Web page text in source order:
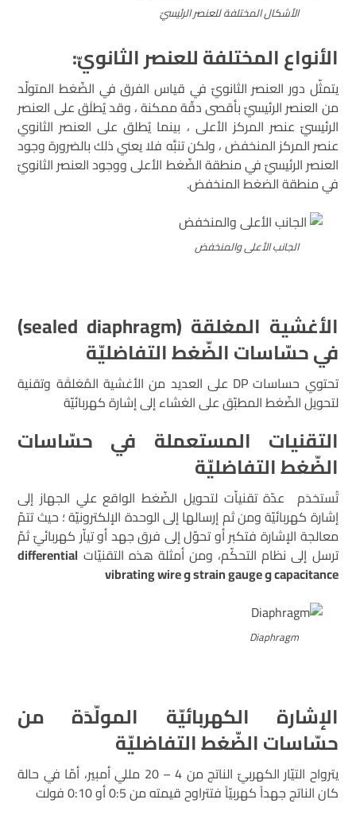
الأشكال المختلفة للعنصر الرئيسيّ
الأنواع المختلفة للعنصر الثانويّ:
يتمثّل دور العنصر الثانويّ في قياس الفرق في الضّغط المتولّد
من العنصر الرئيسيّ بأقصى دقّة ممكنة ، وقد يُطلَق على العنصر
الرئيسيّ عنصر المركز الأعلى ، بينما يُطلق على العنصر الثانوي
عنصر المركز المنخفض ، ولكن تنبَّه فلا يعني ذلك بالضرورة وجود
العنصر الرئيسيّ في منطقة الضّغط الأعلى ووجود العنصر الثانويّ
في منطقة الضغط المنخفض.
الجانب الأعلى والمنخفض
اﻷغشية المغلقة (sealed diaphragm)
في حسّاسات الضّغط التفاضليّة
تحتوي حساسات DP على العديد من الأغشية المُغلقَة وتقنية
لتحويل الضّغط المطبّق على الغشاء إلى إشارة كهربائيّة
التقنيات المستعملة في حسّاسات
الضّغطالتفاضليّة
تُستخدَم عدّة تقنياّت لتحويل الضّغط الواقع علي الجهاز إلى
إشارة كهربائيّة ومن ثم إرسالها إلى الوحدة الإلكترونيّة ؛ حيث تتمّ
معالجة الإشارة فتكبر أو تحوّل إلى فرق جهد أو تياّر كهربائيّ ثمّ
ترسل إلى نظام التحكّم، ومن أمثلة هذه التقنيّات differential
capacitanceوstrain gaugeوvibrating wire
Diaphragm
الإشارة الكهربائيّة المولّدَة من
حسّاسات الضّغط التفاضليّة
يترواح التيّار الكهربيّ الناتج من 4 – 20 مللي أمبير، أمّا في حالة
كان الناتج جهداً كهربيّاً فتتراوح قيمته من 0:5 أو 0:10 فولت